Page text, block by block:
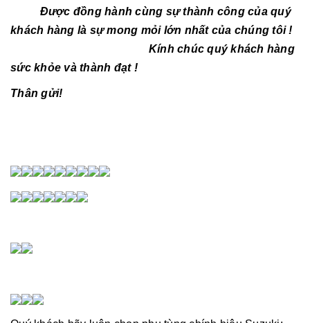
Được đồng hành cùng sự thành công của quý
khách hàng là sự mong mỏi lớn nhất của chúng tôi !
Kính chúc quý khách hàng
sức khỏe và thành đạt !
Thân gửi!